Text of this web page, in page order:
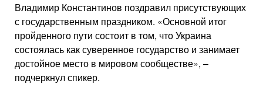
Владимир Константинов поздравил присутствующих
с государственным праздником. «Основной итог
пройденного пути состоит в том, что Украина
состоялась как суверенное государство и занимает
достойное место в мировом сообществе», –
подчеркнул спикер.